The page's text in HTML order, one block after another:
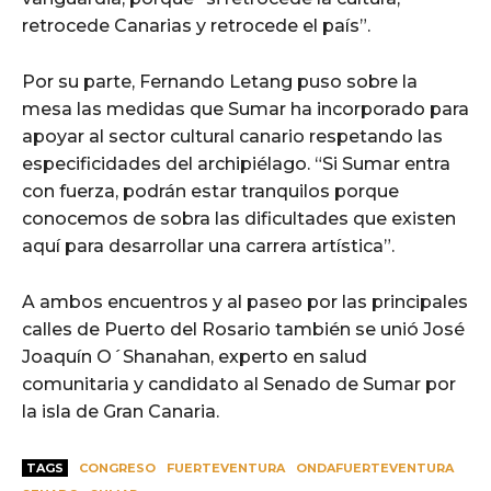
retrocede Canarias y retrocede el país”.
Por su parte, Fernando Letang puso sobre la
mesa las medidas que Sumar ha incorporado para
apoyar al sector cultural canario respetando las
especificidades del archipiélago. “Si Sumar entra
con fuerza, podrán estar tranquilos porque
conocemos de sobra las dificultades que existen
aquí para desarrollar una carrera artística”.
A ambos encuentros y al paseo por las principales
calles de Puerto del Rosario también se unió José
Joaquín O´Shanahan, experto en salud
comunitaria y candidato al Senado de Sumar por
la isla de Gran Canaria.
TAGS CONGRESO FUERTEVENTURA
ONDAFUERTEVENTURA